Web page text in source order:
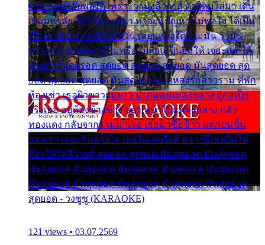
ยวน กวนโอ๊ยพอได้ เพราะว่านุ่งลีวายส์ ตัวใหม่ใส่มา เดิน
เข้ามหาลัย จิ๊กโก๊มองหน้า ท่าจะมีปัญหา ไม่พอใจ ได้เป็น
เรื่องแน่นอน แต่ฉันไม่หวั่น เลยแหลงใต้ถามมัน ว่ามัน
พรั่นพรือ มันตอบว่าไม่พรื่อ เปลี่ยนเป็นยิ้มให้ เจอะเด็กใต้
ด้วยกัน ก็เลยรอด สุดยอด สุดยอด สุดยอด มันสุดยอด สุด
ยอด สุดยอด สุดยอด มันสุดยอด แอบหลงรักสาวราม ที่พัก
ห้องเช่า เธอผิวขาวผมยาว ปากแดงแหลงกลาง ถูกสเป็ก
จริงเธอ อยู่ห้องข้างข้าง อยากเข้าไปแหลงกลาง กลัว
ทองแดง กลับจากรามมาเจอ เธอมาซื้อข้าว แต่ก่อนนั้น
สองเรา เจอะกันครั้งใด เธอไม่เคยไยดี คราวนี้เธอยิ้มให้
ต้องให้ใส่ลีวายส์ สุดยอด สุดยอด มันสุดยอด มันสุดยอด
มันสุดยอด มันสุดยอด มันสุดยอด มันสุดยอด มันสุดยอด
มันสุดยอด มันสุดยอด มันสุดยอด มันสุดยอด มันสุดยอด
สุดยอด - วงซูซู (KARAOKE)
121 views • 03.07.2569